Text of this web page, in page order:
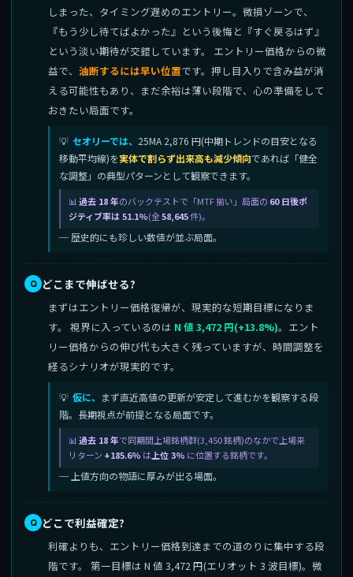
しまった、タイミング遅めのエントリー。微損ゾーンで、
『もう少し待てばよかった』という後悔と『すぐ戻るはず』
という淡い期待が交錯しています。 エントリー価格からの微
益で、 油断するには早い位置です。押し目入りで含み益が消
える可能性もあり、まだ余裕は薄い段階で、心の準備をして
おきたい局面です。
セオリーでは、 25MA 2,876 円(中期トレンドの目安となる
移動平均線)を実体で割らず出来高も減少傾向であれば「健全
な調整」の典型パターンとして観察できます。
過去 18 年のバックテストで「MTF 揃い」局面の 60 日後ポ
ジティブ率は 51.1%(全58,645件)。
─ 歴史的にも珍しい数値が並ぶ局面。
どこまで伸ばせる?
まずはエントリー価格復帰が、現実的な短期目標になりま
す。 視界に入っているのは N 値 3,472 円(+13.8%)。エント
リー価格からの伸び代も大きく残っていますが、時間調整を
経るシナリオが現実的です。
仮に、 まず直近高値の更新が安定して進むかを観察する段
階。長期視点が前提となる局面です。
過去 18 年で同期間上場銘柄群(3,450 銘柄)のなかで上場来
リターン +185.6% は 上位 3% に位置する銘柄です。
─ 上値方向の物語に厚みが出る場面。
どこで利益確定?
利確よりも、エントリー価格到達までの道のりに集中する段
階です。 第一目標は N 値 3,472 円(エリオット 3 波目標)。微